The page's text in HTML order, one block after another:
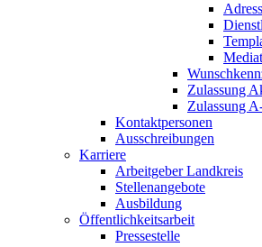
Zulassung
Zulassung
Kontaktpersonen
Ausschreibungen
Karriere
Arbeitgeber Landkreis
Stellenangebote
Ausbildung
Öffentlichkeitsarbeit
Pressestelle